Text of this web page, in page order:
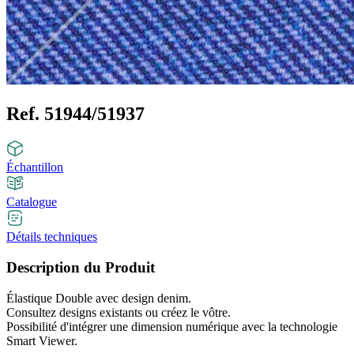
Ref. 51944/51937
Échantillon
Catalogue
Détails techniques
Description du Produit
Élastique Double avec design denim.
Consultez designs existants ou créez le vôtre.
Possibilité d'intégrer une dimension numérique avec la technologie
Smart Viewer.